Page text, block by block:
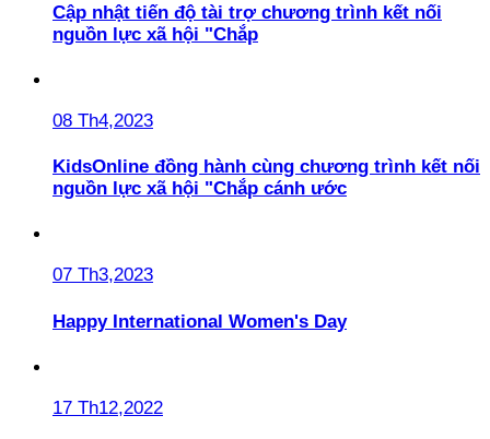
Cập nhật tiến độ tài trợ chương trình kết nối
nguồn lực xã hội "Chắp
08 Th4,2023
KidsOnline đồng hành cùng chương trình kết nối
nguồn lực xã hội "Chắp cánh ước
07 Th3,2023
Happy International Women's Day
17 Th12,2022